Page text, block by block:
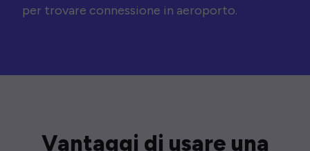
per trovare connessione in aeroporto.
Vantaggi di usare una